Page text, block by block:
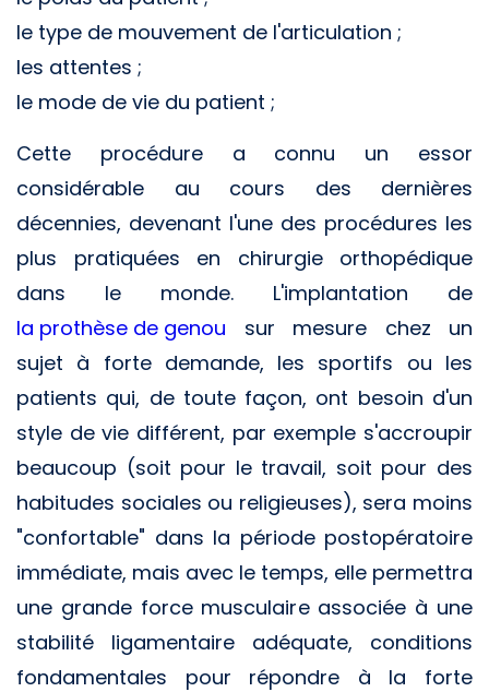
le type de mouvement de l'articulation ;
les attentes ;
le mode de vie du patient ;
Cette procédure a connu un essor
considérable au cours des dernières
décennies, devenant l'une des procédures les
plus pratiquées en chirurgie orthopédique
dans le monde. L'implantation de
la prothèse de genou sur mesure chez un
sujet à forte demande, les sportifs ou les
patients qui, de toute façon, ont besoin d'un
style de vie différent, par exemple s'accroupir
beaucoup (soit pour le travail, soit pour des
habitudes sociales ou religieuses), sera moins
"confortable" dans la période postopératoire
immédiate, mais avec le temps, elle permettra
une grande force musculaire associée à une
stabilité ligamentaire adéquate, conditions
fondamentales pour répondre à la forte